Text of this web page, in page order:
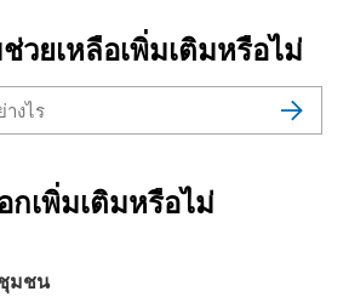
วยเหลือเพิ่มเติมหรือไม่
กเพิ่มเติมหรือไม่
มชน